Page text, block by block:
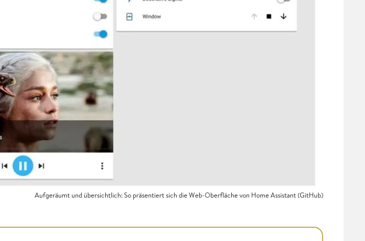
Aufgeräumt und übersichtlich: So präsentiert sich die Web-Oberfläche von Home Assistant (GitHub)